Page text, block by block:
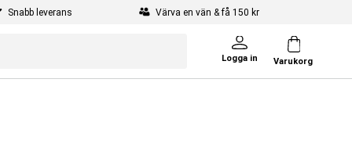
Snabb leverans Värva en vän & få 150 kr
Logga in Varukorg